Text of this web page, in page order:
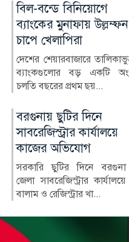
বার্সা থেকে লিভারপুলে
যাচ্ছেন রোনাল্ড আরাউহো
বার্সেলোনার উরুগুইয়ান
ডিফেন্ডার রোনাল্ড আরাউহোকে
ধারে (লোন) দলে ভেড়াতে যাচ্ছে...
জলবায়ু পরিবর্তনে
সবচেয়ে ঝুঁকিতে
উপকূলীয় অঞ্চল:
তথ্যমন্ত্রী
জলবায়ু পরিবর্তনের কারণে
বাংলাদেশ ক্রমেই ঝুঁকিপূর্ণ হয়ে